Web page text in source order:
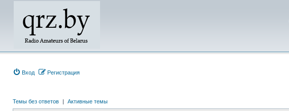
Вход Регистрация
Темы без ответов | Активные темы